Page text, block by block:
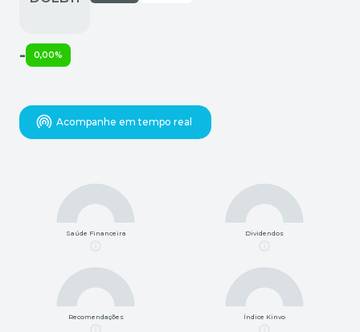
Acompanhe em tempo real
- 0,00%
Saúde Financeira Dividendos
Recomendações Índice Kinvo